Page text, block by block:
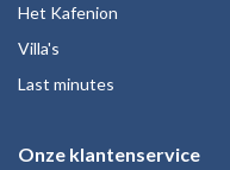
Het Kafenion
Villa's
Last minutes
Onze klantenservice